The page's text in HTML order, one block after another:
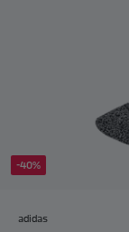
-40%
adidas